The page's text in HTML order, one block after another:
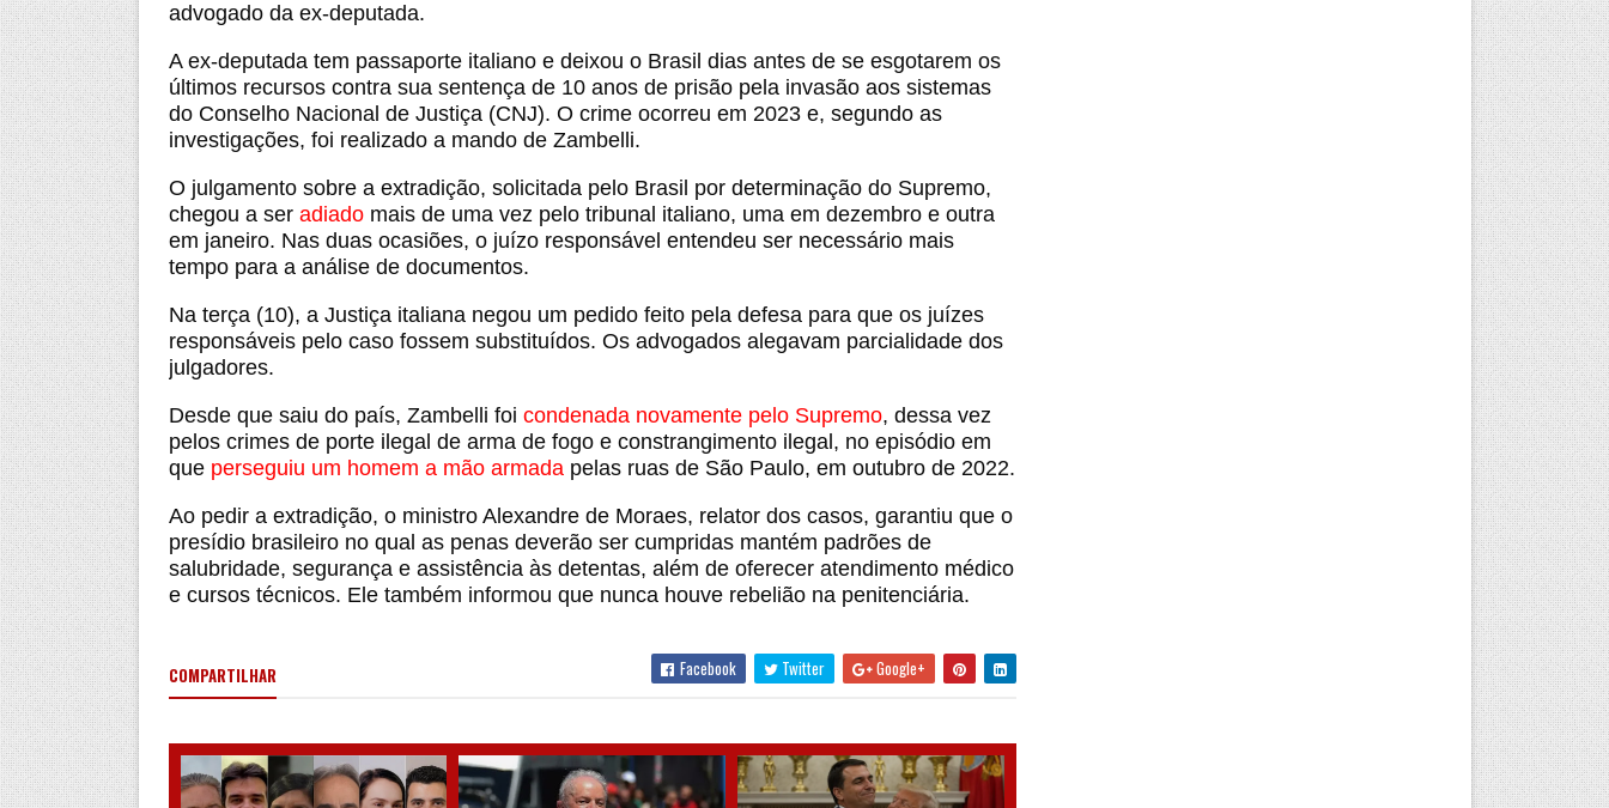
advogado da ex-deputada.
A ex-deputada tem passaporte italiano e deixou o Brasil dias antes de se esgotarem os
últimos recursos contra sua sentença de 10 anos de prisão pela invasão aos sistemas
do Conselho Nacional de Justiça (CNJ). O crime ocorreu em 2023 e, segundo as
investigações, foi realizado a mando de Zambelli.
O julgamento sobre a extradição, solicitada pelo Brasil por determinação do Supremo,
chegou a seradiadomais de uma vez pelo tribunal italiano, uma em dezembro e outra
em janeiro. Nas duas ocasiões, o juízo responsável entendeu ser necessário mais
tempo para a análise de documentos.
Na terça (10), a Justiça italiana negou um pedido feito pela defesa para que os juízes
responsáveis pelo caso fossem substituídos. Os advogados alegavam parcialidade dos
julgadores.
Desde que saiu do país, Zambelli foi condenada novamente pelo Supremo, dessa vez
pelos crimes de porte ilegal de arma de fogo e constrangimento ilegal, no episódio em
queperseguiu um homem a mão armadapelas ruas de São Paulo, em outubro de 2022.
Ao pedir a extradição, o ministro Alexandre de Moraes, relator dos casos, garantiu que o
presídio brasileiro no qual as penas deverão ser cumpridas mantém padrões de
salubridade, segurança e assistência às detentas, além de oferecer atendimento médico
e cursos técnicos. Ele também informou que nunca houve rebelião na penitenciária.
COMPARTILHAR Facebook Twitter Google+